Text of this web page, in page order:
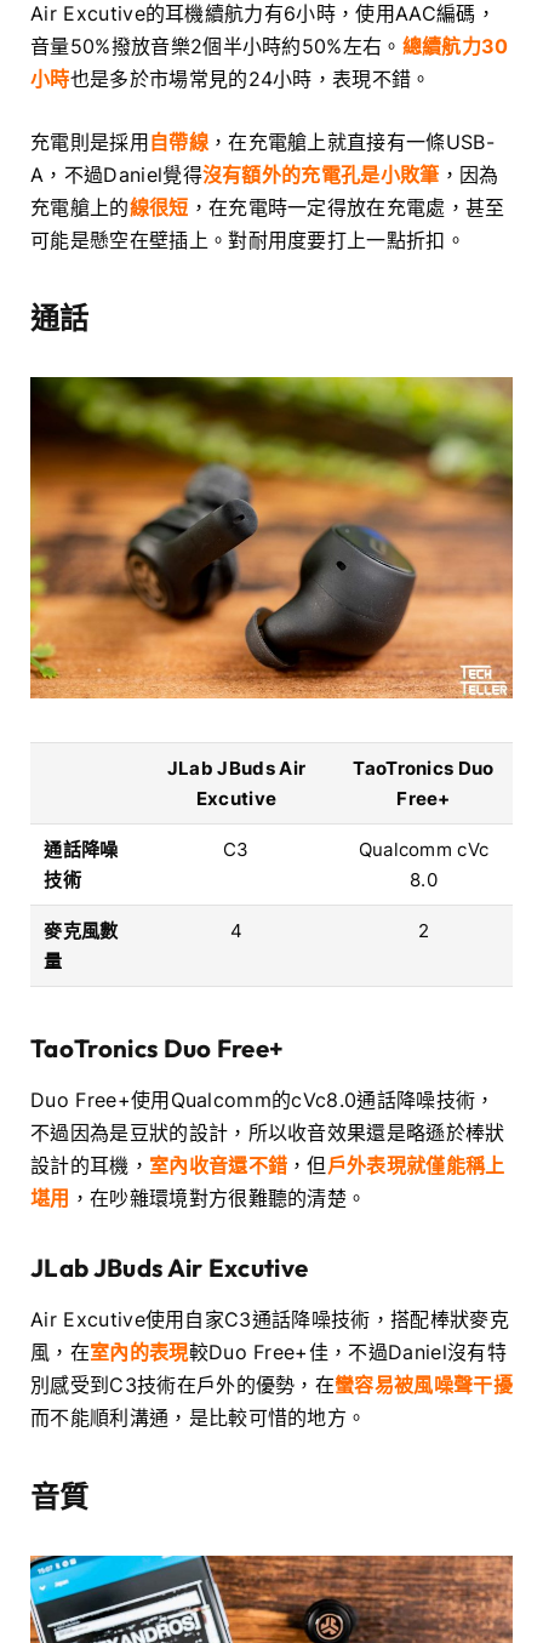
Air Excutive的耳機續航力有6小時，使用AAC編碼，
音量50%撥放音樂2個半小時約50%左右。 總續航力30
小時也是多於市場常見的24小時，表現不錯。
充電則是採用自帶線，在充電艙上就直接有一條USB-
A，不過Daniel覺得沒有額外的充電孔是小敗筆 ，因為
充電艙上的線很短 ，在充電時一定得放在充電處，甚至
可能是懸空在壁插上。對耐用度要打上一點折扣。
通話
JLab JBuds Air
Excutive
TaoTronics Duo
Free+
通話降噪
技術
C3
Qualcomm cVc
8.0
麥克風數
量
4 2
TaoTronics Duo Free+
Duo Free+使用Qualcomm的cVc8.0通話降噪技術，
不過因為是豆狀的設計，所以收音效果還是略遜於棒狀
設計的耳機， 室內收音還不錯 ，但戶外表現就僅能稱上
堪用 ，在吵雜環境對方很難聽的清楚。
JLab JBuds Air Excutive
Air Excutive使用自家C3通話降噪技術，搭配棒狀麥克
風，在室內的表現較Duo Free+佳，不過Daniel沒有特
別感受到C3技術在戶外的優勢，在蠻容易被風噪聲干擾
而不能順利溝通，是比較可惜的地方。
音質